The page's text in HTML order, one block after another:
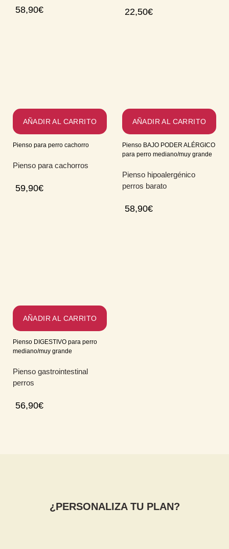
58,90€ 22,50€
AÑADIR AL CARRITO
Pienso para perro cachorro
Pienso para cachorros
59,90€
AÑADIR AL CARRITO
Pienso BAJO PODER ALÉRGICO
para perro mediano/muy grande
Pienso hipoalergénico
perros barato
58,90€
AÑADIR AL CARRITO
Pienso DIGESTIVO para perro
mediano/muy grande
Pienso gastrointestinal
perros
56,90€
¿PERSONALIZA TU PLAN?